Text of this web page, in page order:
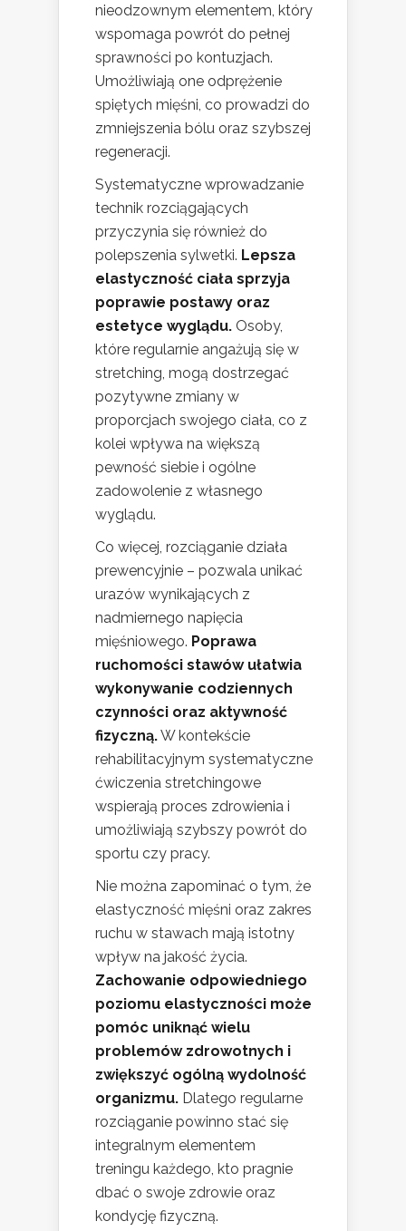
nieodzownym elementem, który
wspomaga powrót do pełnej
sprawności po kontuzjach.
Umożliwiają one odprężenie
spiętych mięśni, co prowadzi do
zmniejszenia bólu oraz szybszej
regeneracji.
Systematyczne wprowadzanie
technik rozciągających
przyczynia się również do
polepszenia sylwetki. Lepsza
elastyczność ciała sprzyja
poprawie postawy oraz
estetyce wyglądu. Osoby,
które regularnie angażują się w
stretching, mogą dostrzegać
pozytywne zmiany w
proporcjach swojego ciała, co z
kolei wpływa na większą
pewność siebie i ogólne
zadowolenie z własnego
wyglądu.
Co więcej, rozciąganie działa
prewencyjnie – pozwala unikać
urazów wynikających z
nadmiernego napięcia
mięśniowego. Poprawa
ruchomości stawów ułatwia
wykonywanie codziennych
czynności oraz aktywność
fizyczną.W kontekście
rehabilitacyjnym systematyczne
ćwiczenia stretchingowe
wspierają proces zdrowienia i
umożliwiają szybszy powrót do
sportu czy pracy.
Nie można zapominać o tym, że
elastyczność mięśni oraz zakres
ruchu w stawach mają istotny
wpływ na jakość życia.
Zachowanie odpowiedniego
poziomu elastyczności może
pomóc uniknąć wielu
problemów zdrowotnych i
zwiększyć ogólną wydolność
organizmu. Dlatego regularne
rozciąganie powinno stać się
integralnym elementem
treningu każdego, kto pragnie
dbać o swoje zdrowie oraz
kondycję fizyczną.